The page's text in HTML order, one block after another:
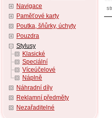
Navigace
Paměťové karty
Poutka, šňůrky, úchyty
Pouzdra
Stylusy
Klasické
Speciální
Víceúčelové
Náplně
Náhradní díly
Reklamní předměty
Nezařaditelné